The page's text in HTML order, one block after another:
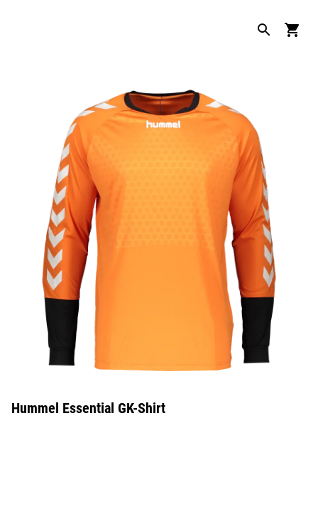
Hummel Essential GK-Shirt